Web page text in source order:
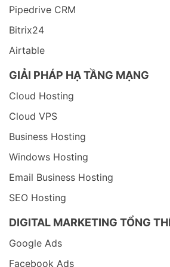
Pipedrive CRM
Bitrix24
Airtable
GIẢI PHÁP HẠ TẦNG MẠNG
Cloud Hosting
Cloud VPS
Business Hosting
Windows Hosting
Email Business Hosting
SEO Hosting
DIGITAL MARKETING TỔNG
Google Ads
Facebook Ads